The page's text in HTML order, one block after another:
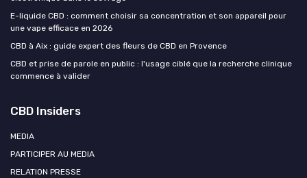
E-liquide CBD : comment choisir sa concentration et son appareil pour
une vape efficace en 2026
CBD à Aix : guide expert des fleurs de CBD en Provence
CBD et prise de parole en public : l'usage ciblé que la recherche clinique
commence à valider
CBD Insiders
MEDIA
PARTICIPER AU MEDIA
RELATION PRESSE